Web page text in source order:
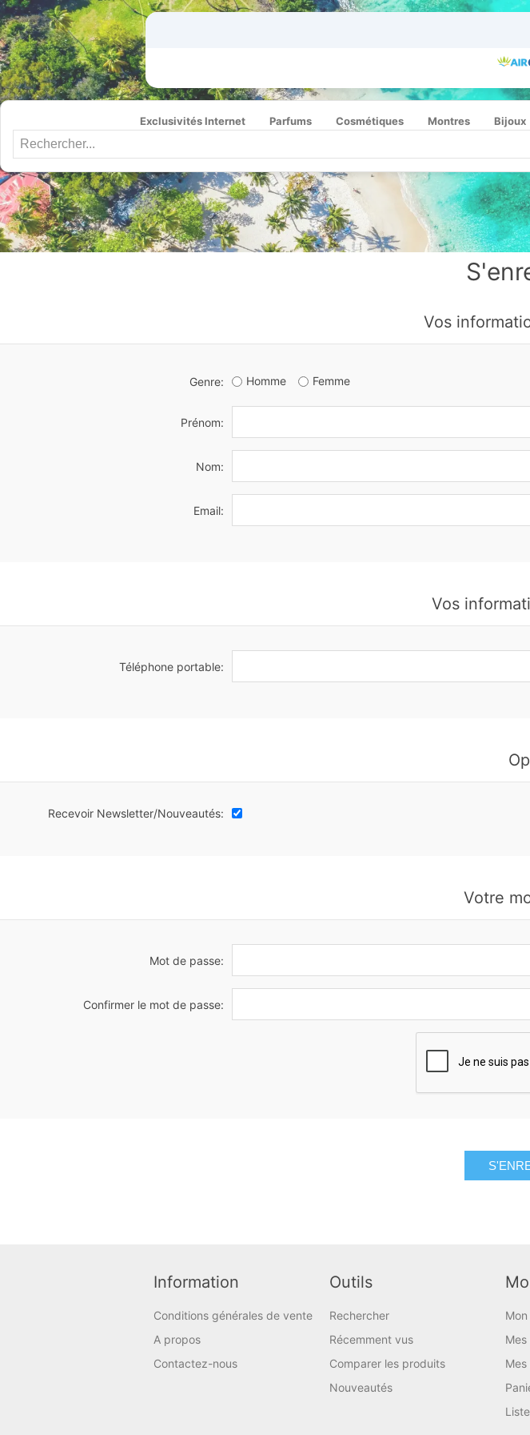
Exclusivités Internet Parfums Cosmétiques Montres Bijoux
Vos
Genre: Homme Femme
Prénom:
Nom:
Email:
Vos
Téléphone portable:
Recevoir Newsletter/Nouveautés:
Votre
Mot de passe:
Confirmer le mot de passe:
Information
Conditions générales de vente
A propos
Contactez-nous
Outils
Rechercher
Récemment vus
Comparer les produits
Nouveautés